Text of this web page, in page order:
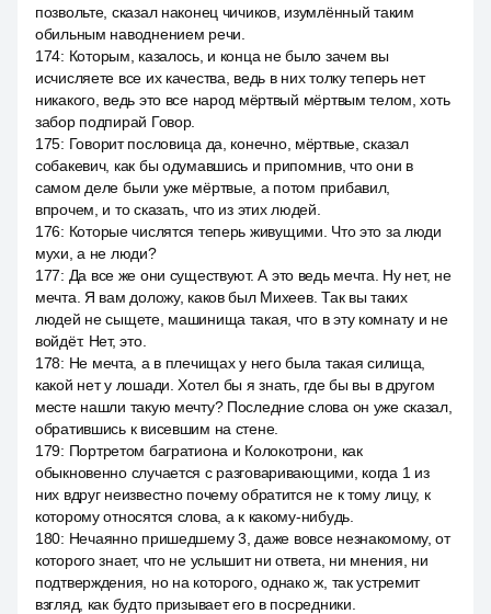
позвольте, сказал наконец чичиков, изумлённый таким
обильным наводнением речи.
174: Которым, казалось, и конца не было зачем вы
исчисляете все их качества, ведь в них толку теперь нет
никакого, ведь это все народ мёртвый мёртвым телом, хоть
забор подпирай Говор.
175: Говорит пословица да, конечно, мёртвые, сказал
собакевич, как бы одумавшись и припомнив, что они в
самом деле были уже мёртвые, а потом прибавил,
впрочем, и то сказать, что из этих людей.
176: Которые числятся теперь живущими. Что это за люди
мухи, а не люди?
177: Да все же они существуют. А это ведь мечта. Ну нет, не
мечта. Я вам доложу, каков был Михеев. Так вы таких
людей не сыщете, машинища такая, что в эту комнату и не
войдёт. Нет, это.
178: Не мечта, а в плечищах у него была такая силища,
какой нет у лошади. Хотел бы я знать, где бы вы в другом
месте нашли такую мечту? Последние слова он уже сказал,
обратившись к висевшим на стене.
179: Портретом багратиона и Колокотрони, как
обыкновенно случается с разговаривающими, когда 1 из
них вдруг неизвестно почему обратится не к тому лицу, к
которому относятся слова, а к какому-нибудь.
180: Нечаянно пришедшему 3, даже вовсе незнакомому, от
которого знает, что не услышит ни ответа, ни мнения, ни
подтверждения, но на которого, однако ж, так устремит
взгляд, как будто призывает его в посредники.